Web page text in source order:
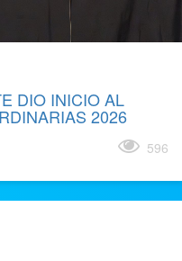
DIO INICIO AL
2026
596